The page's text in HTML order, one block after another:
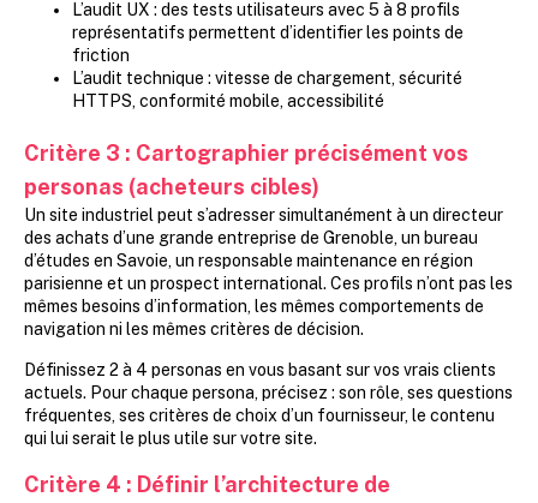
L’audit UX : des tests utilisateurs avec 5 à 8 profils
représentatifs permettent d’identifier les points de
friction
L’audit technique : vitesse de chargement, sécurité
HTTPS, conformité mobile, accessibilité
Critère 3 : Cartographier précisément vos
personas (acheteurs cibles)
Un site industriel peut s’adresser simultanément à un directeur
des achats d’une grande entreprise de Grenoble, un bureau
d’études en Savoie, un responsable maintenance en région
parisienne et un prospect international. Ces profils n’ont pas les
mêmes besoins d’information, les mêmes comportements de
navigation ni les mêmes critères de décision.
Définissez 2 à 4 personas en vous basant sur vos vrais clients
actuels. Pour chaque persona, précisez : son rôle, ses questions
fréquentes, ses critères de choix d’un fournisseur, le contenu
qui lui serait le plus utile sur votre site.
Critère 4 : Définir l’architecture de